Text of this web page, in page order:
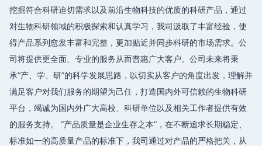
挖掘符合科研迫切需求以及前沿生物科技的优质的科研产品，通过
对生物科研领域的积极探索和认真学习，我司汲取了丰富经验，使
得产品系列愈发丰富和完整，更加贴近并同步科研的市场需求。公
司将提供更全面、专业的服务从而普惠广大客户。公司未来将秉
承“产、学、研”的科学发展思路，以切实从客户的角度出发，理解并
满足客户对我们服务的期望为己任，打造国内外可信赖的生物科研
平台，竭诚为国内外广大高校、科研单位以及相关工作者提供有效
的服务支持。 “产品质量是企业生存之本”，在不断追求长期稳定、
标准如一的高质量产品的标准下，我司通过对产品的严格把关，从